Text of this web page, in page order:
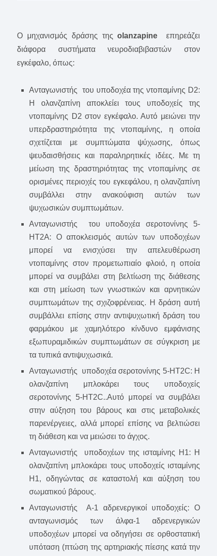
Ο μηχανισμός δράσης τηςolanzapine επηρεάζει
διάφορα συστήματα νευροδιαβιβαστών στον
εγκέφαλο, όπως:
Ανταγωνιστής του υποδοχέα της ντοπαμίνης D2:
Η ολανζαπίνη αποκλείει τους υποδοχείς της
ντοπαμίνης D2 στον εγκέφαλο. Αυτό μειώνει την
υπερδραστηριότητα της ντοπαμίνης, η οποία
σχετίζεται με συμπτώματα ψύχωσης, όπως
ψευδαισθήσεις και παραληρητικές ιδέες. Με τη
μείωση της δραστηριότητας της ντοπαμίνης σε
ορισμένες περιοχές του εγκεφάλου, η ολανζαπίνη
συμβάλλει στην ανακούφιση αυτών των
ψυχωσικών συμπτωμάτων.
Ανταγωνιστής του υποδοχέα σεροτονίνης 5-
HT2A: Ο αποκλεισμός αυτών των υποδοχέων
μπορεί να ενισχύσει την απελευθέρωση
ντοπαμίνης στον προμετωπιαίο φλοιό, η οποία
μπορεί να συμβάλει στη βελτίωση της διάθεσης
και στη μείωση των γνωστικών και αρνητικών
συμπτωμάτων της σχιζοφρένειας. Η δράση αυτή
συμβάλλει επίσης στην αντιψυχωτική δράση του
φαρμάκου με χαμηλότερο κίνδυνο εμφάνισης
εξωπυραμιδικών συμπτωμάτων σε σύγκριση με
τα τυπικά αντιψυχωσικά.
Ανταγωνιστής υποδοχέα σεροτονίνης 5-HT2C: Η
ολανζαπίνη μπλοκάρει τους υποδοχείς
σεροτονίνης 5-HT2C..Αυτό μπορεί να συμβάλει
στην αύξηση του βάρους και στις μεταβολικές
παρενέργειες, αλλά μπορεί επίσης να βελτιώσει
τη διάθεση και να μειώσει το άγχος.
Ανταγωνιστής υποδοχέων της ισταμίνης H1: Η
ολανζαπίνη μπλοκάρει τους υποδοχείς ισταμίνης
H1, οδηγώντας σε καταστολή και αύξηση του
σωματικού βάρους.
Ανταγωνιστής Α-1 αδρενεργικοί υποδοχείς: Ο
ανταγωνισμός των άλφα-1 αδρενεργικών
υποδοχέων μπορεί να οδηγήσει σε ορθοστατική
υπόταση (πτώση της αρτηριακής πίεσης κατά την